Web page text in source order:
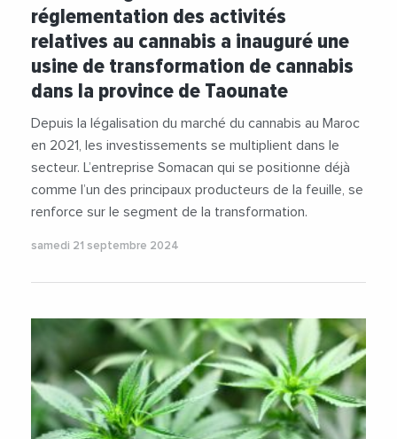
réglementation des activités
relatives au cannabis a inauguré une
usine de transformation de cannabis
dans la province de Taounate
Depuis la légalisation du marché du cannabis au Maroc
en 2021, les investissements se multiplient dans le
secteur. L’entreprise Somacan qui se positionne déjà
comme l’un des principaux producteurs de la feuille, se
renforce sur le segment de la transformation.
samedi 21 septembre 2024